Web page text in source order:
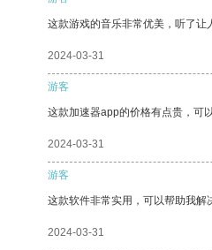
这款游戏的音乐非常优美，听了让
2024-03-31
游客
这款加速器app的价格有点贵，可
2024-03-31
游客
这款软件非常实用，可以帮助我解
2024-03-31